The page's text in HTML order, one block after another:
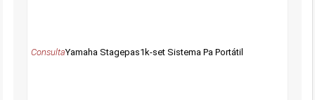
ConsultaYamaha Stagepas1k-set Sistema Pa Portátil